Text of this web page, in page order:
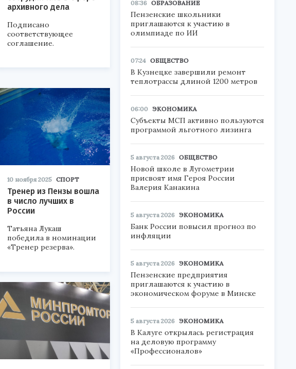
архивного дела
Подписано
соответствующее
соглашение.
10 ноября 2025 СПОРТ
Тренер из Пензы вошла
в число лучших в
России
Татьяна Лукаш
победила в номинации
«Тренер резерва».
08:36 ОБРАЗОВАНИЕ
Пензенские школьники
приглашаются к участию в
олимпиаде по ИИ
07:24 ОБЩЕСТВО
В Кузнецке завершили ремонт
теплотрассы длиной 1200 метров
06:00 ЭКОНОМИКА
Субъекты МСП активно пользуются
программой льготного лизинга
5 августа 2026 ОБЩЕСТВО
Новой школе в Лугометрии
присвоят имя Героя России
Валерия Канакина
5 августа 2026 ЭКОНОМИКА
Банк России повысил прогноз по
инфляции
5 августа 2026 ЭКОНОМИКА
Пензенские предприятия
приглашаются к участию в
экономическом форуме в Минске
5 августа 2026 ЭКОНОМИКА
В Калуге открылась регистрация
на деловую программу
«Профессионалов»